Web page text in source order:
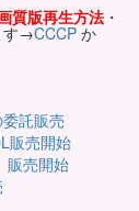
質版再生方法 ・
す→CCCP か
託販売
販売開始
売開始